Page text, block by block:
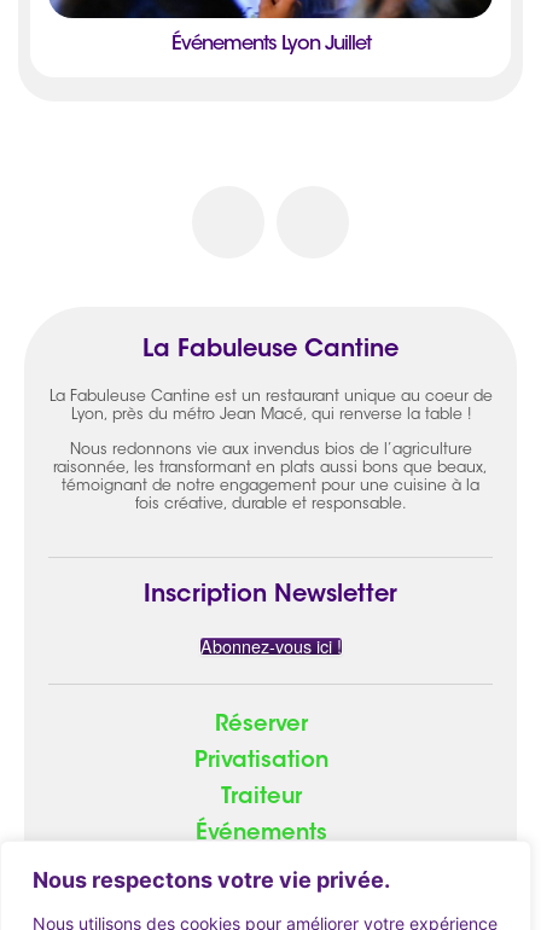
Nous respectons votre vie privée.
Nous utilisons des cookies pour améliorer votre expérience
Événements Lyon Juillet
La Fabuleuse Cantine
La Fabuleuse Cantine est un restaurant unique au coeur de
Lyon, près du métro Jean Macé, qui renverse la table !
Nous redonnons vie aux invendus bios de l’agriculture
raisonnée, les transformant en plats aussi bons que beaux,
témoignant de notre engagement pour une cuisine à la
fois créative, durable et responsable.
Inscription Newsletter
Abonnez-vous ici !
Réserver
Privatisation
Traiteur
Événements
Groupe